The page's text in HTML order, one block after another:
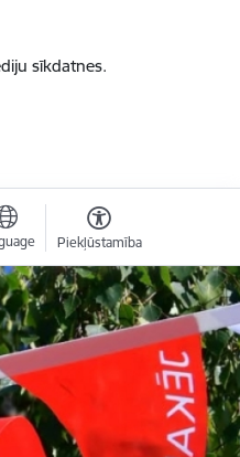
sīkdatnes.
Piekļūstamība